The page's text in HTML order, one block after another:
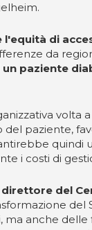
l'equità di
da
un paziente
volta
paziente,
i costi di
direttore del
anche